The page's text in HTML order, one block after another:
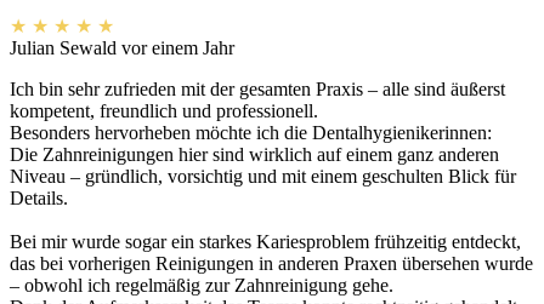
★ ★ ★ ★ ★
Julian Sewald vor einem Jahr
Ich bin sehr zufrieden mit der gesamten Praxis – alle sind äußerst
kompetent, freundlich und professionell.
Besonders hervorheben möchte ich die Dentalhygienikerinnen:
Die Zahnreinigungen hier sind wirklich auf einem ganz anderen
Niveau – gründlich, vorsichtig und mit einem geschulten Blick für
Details.
Bei mir wurde sogar ein starkes Kariesproblem frühzeitig entdeckt,
das bei vorherigen Reinigungen in anderen Praxen übersehen wurde
– obwohl ich regelmäßig zur Zahnreinigung gehe.